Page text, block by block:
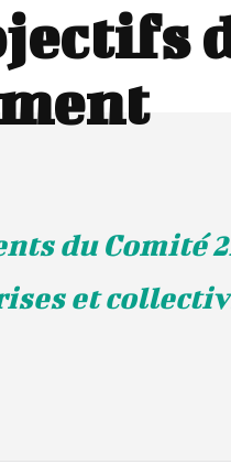
du Comité
et